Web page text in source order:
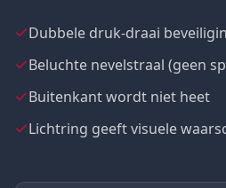
Dubbele druk-draai
Beluchte nevelstraal (geen
Buitenkant wordt niet heet
Lichtring geeft visuele